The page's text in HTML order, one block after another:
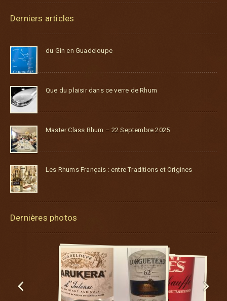
Derniers articles
du Gin en Guadeloupe
Que du plaisir dans ce verre de Rhum
Master Class Rhum – 22 Septembre 2025
Les Rhums Français : entre Traditions et Origines
Dernières photos
 